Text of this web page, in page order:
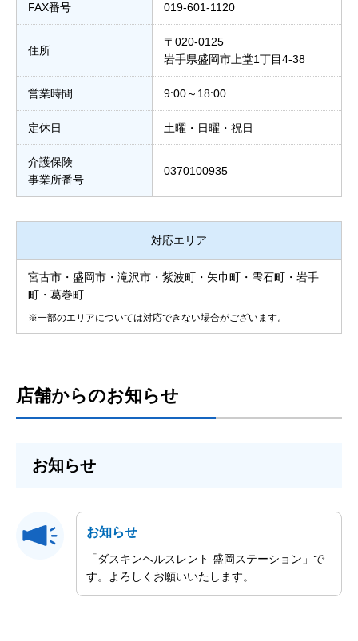
FAX番号 019-601-1120
住所
〒020-0125
岩手県盛岡市上堂1丁目4-38
営業時間 9:00～18:00
定休日 土曜・日曜・祝日
介護保険
事業所番号
0370100935
対応エリア
宮古市・盛岡市・滝沢市・紫波町・矢巾町・雫石町・岩手
町・葛巻町
※一部のエリアについては対応できない場合がございます。
店舗からのお知らせ
お知らせ
お知らせ
「ダスキンヘルスレント 盛岡ステーション」で
す。よろしくお願いいたします。